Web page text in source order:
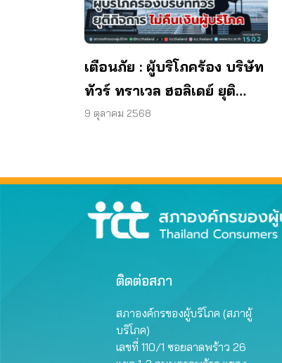
เตือนภัย : ผู้บริโภคร้อง บริษัท
ทัวร์ ทราเวล ฮอลิเดย์ ยุติ
กิจการ ไม่คืนเงินผู้บริโภค
9 ตุลาคม 2568
ติดต่อสภา
สภาองค์กรของผู้บริโภค (สภาผู้
บริโภค)
เลขที่ 110/1 ซอยลาดพร้าว 26